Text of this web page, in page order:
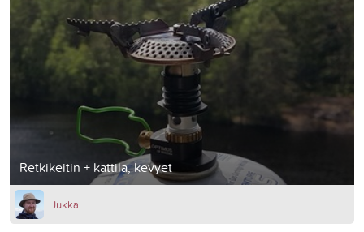
Retkikeitin + kattila, kevyet
Jukka